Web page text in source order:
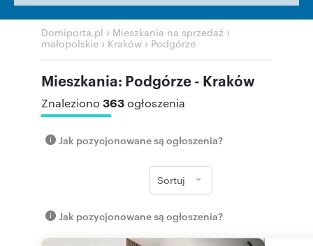
Domiporta.pl › Mieszkania na sprzedaż ›
małopolskie › Kraków › Podgórze
Mieszkania: Podgórze - Kraków
Znaleziono 363ogłoszenia
Jak pozycjonowane są ogłoszenia?
Sortuj
Jak pozycjonowane są ogłoszenia?